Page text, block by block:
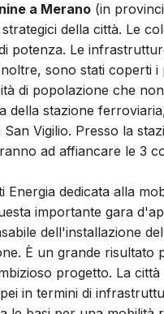
a Merano (in
della città. Le
potenza. Le
sono stati coperti i
di popolazione che non
della stazione
Vigilio. Presso la
ad affiancare le 3
Energia dedicata alla
importante gara
dell'installazione
È un grande risultato
progetto. La città
in termini di